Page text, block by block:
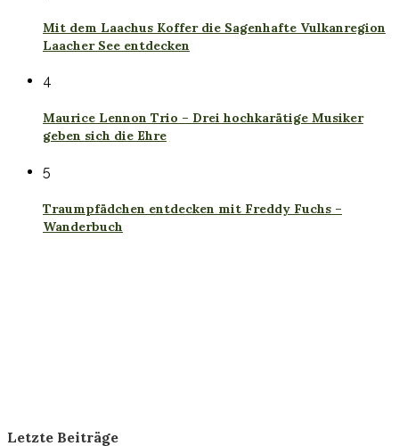
Mit dem Laachus Koffer die Sagenhafte Vulkanregion
Laacher See entdecken
4
Maurice Lennon Trio – Drei hochkarätige Musiker
geben sich die Ehre
5
Traumpfädchen entdecken mit Freddy Fuchs –
Wanderbuch
Letzte Beiträge